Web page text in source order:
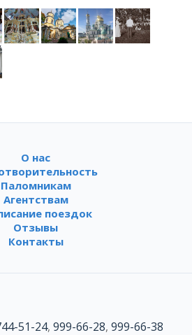
О нас
Паломникам
Агентствам
поездок
Отзывы
Контакты
51-24, 999-66-28, 999-66-38